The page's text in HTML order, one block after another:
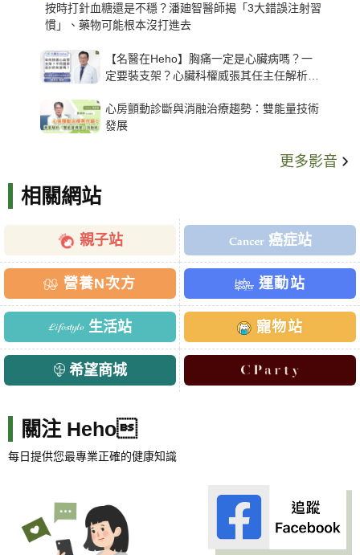
按時打針血糖還是不穩？潘廸智醫師揭「3大錯誤注射習
慣」、藥物可能根本沒打進去
【名醫在Heho】胸痛一定是心臟病嗎？一
定要裝支架？心臟科權威張其任主任解析支
心房顫動診斷與消融治療趨勢：雙能量技術
發展
更多影音
相關網站
親子站 癌症站
營養N次方 運動站
生活站 寵物站
希望商城
關注 Heho
每日提供您最專業正確的健康知識